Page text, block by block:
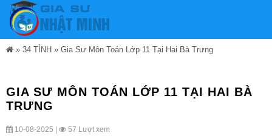
» 34 TỈNH » Gia Sư Môn Toán Lớp 11 Tại Hai Bà Trưng
GIA SƯ MÔN TOÁN LỚP 11 TẠI HAI BÀ
TRƯNG
10-08-2025 | 57 Lượt xem